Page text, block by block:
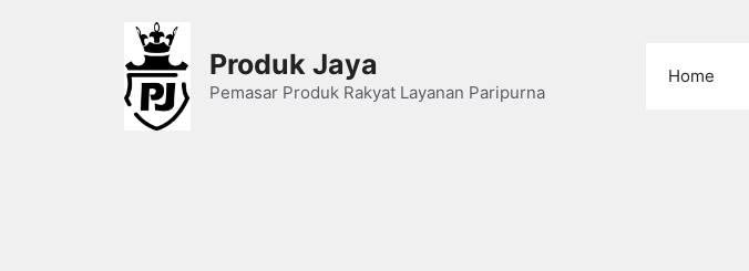
Produk Jaya
Pemasar Produk Rakyat Layanan Paripurna
Home